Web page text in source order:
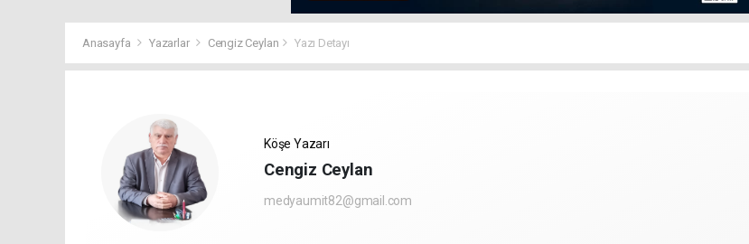
Anasayfa Yazarlar Cengiz Ceylan Yazı Detayı
Köşe Yazarı
Cengiz Ceylan
medyaumit82@gmail.com